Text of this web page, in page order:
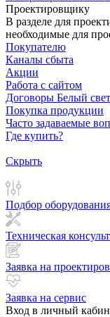
Проектировщику
В разделе для
необходимые для
Покупателю
Каналы сбыта
Акции
Работа с сайтом
Договоры Белый свет
Покупка продукции
Часто задаваемые
Где купить?
Скрыть
Подбор
Техническая
Заявка на
Заявка на сервис
Вход в личный